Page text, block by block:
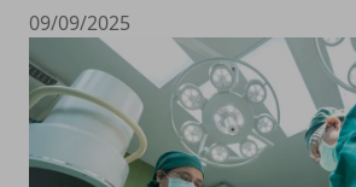
09/09/2025